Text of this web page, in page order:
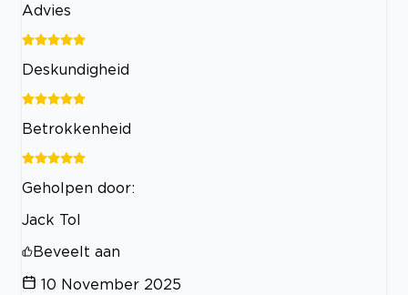
Advies
Deskundigheid
Betrokkenheid
Geholpen door:
Jack Tol
Beveelt aan
10 November 2025